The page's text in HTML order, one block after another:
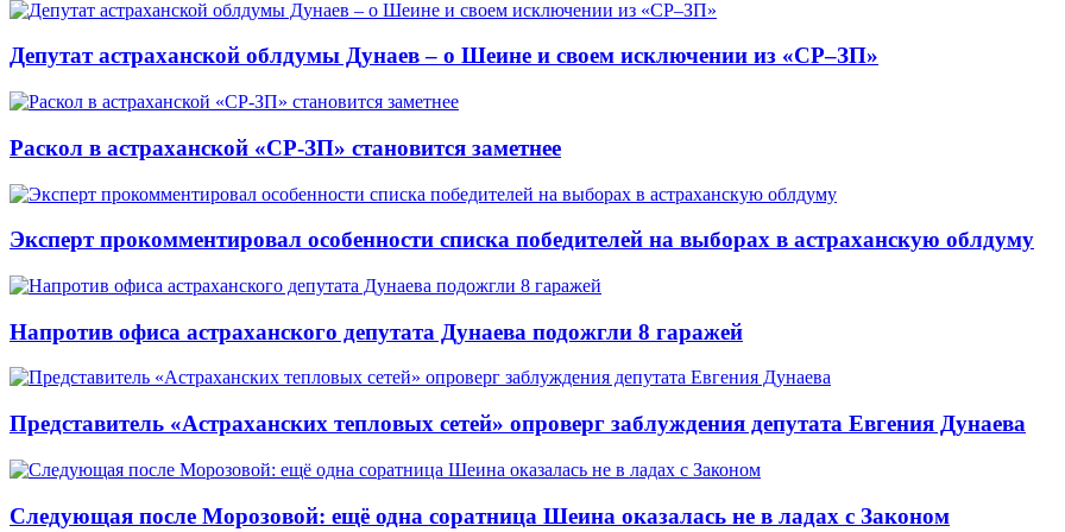
Депутат астраханской облдумы Дунаев – о Шеине и своем исключении из «СР–ЗП»
Раскол в астраханской «СР-ЗП» становится заметнее
Эксперт прокомментировал особенности списка победителей на выборах в астраханскую облдуму
Напротив офиса астраханского депутата Дунаева подожгли 8 гаражей
Представитель «Астраханских тепловых сетей» опроверг заблуждения депутата Евгения Дунаева
Следующая после Морозовой: ещё одна соратница Шеина оказалась не в ладах с Законом